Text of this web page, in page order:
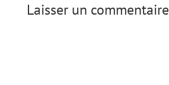
Laisser un commentaire